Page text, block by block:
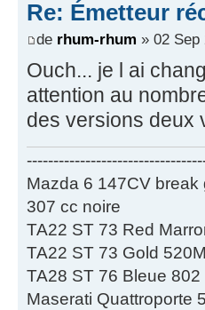
Re: Émetteur
de rhum-rhum » 02 Sep
Ouch... je l ai
attention au
des versions deux
Mazda 6 147CV break
307 cc noire
TA22 ST 73 Red
TA22 ST 73 Gold
TA28 ST 76 Bleue 802
Maserati Quattroporte